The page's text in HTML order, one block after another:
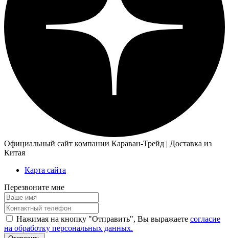
Официальный сайт компании Караван-Трейд | Доставка из
Китая
Карта сайта
Перезвоните мне
Нажимая на кнопку "Отправить", Вы выражаете согласие
на обработку персональных данных.